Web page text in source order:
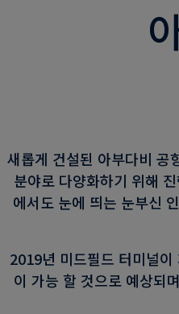
새롭게 건설된 아부다비 공
분야로 다양화하기 위해
에서도 눈에 띄는 눈부신
2019년 미드필드 터미널
이 가능 할 것으로 예상되